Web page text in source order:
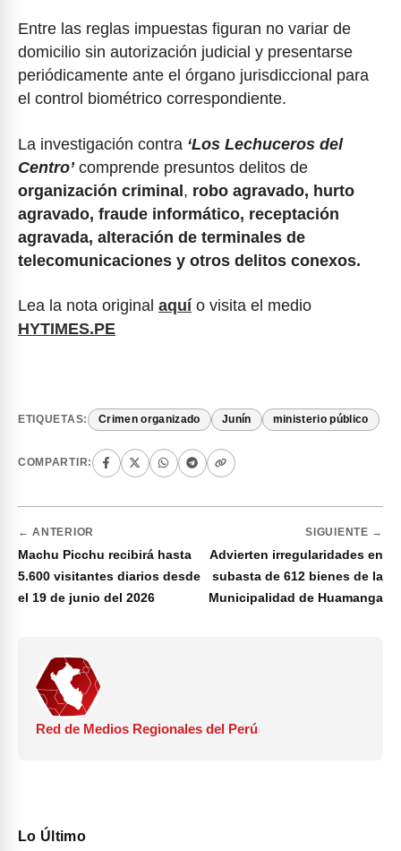
Entre las reglas impuestas figuran no variar de
domicilio sin autorización judicial y presentarse
periódicamente ante el órgano jurisdiccional para
el control biométrico correspondiente.
La investigación contra ‘Los Lechuceros del
Centro’comprende presuntos delitos de
organización criminal, robo agravado, hurto
agravado, fraude informático, receptación
agravada, alteración de terminales de
telecomunicaciones y otros delitos conexos.
Lea la nota original aquí o visita el medio
HYTIMES.PE
ETIQUETAS: Crimen organizado Junín ministerio público
COMPARTIR:
← ANTERIOR
Machu Picchu recibirá hasta
5.600 visitantes diarios desde
el 19 de junio del 2026
SIGUIENTE →
Advierten irregularidades en
subasta de 612 bienes de la
Municipalidad de Huamanga
Red de Medios Regionales del Perú
Lo Último